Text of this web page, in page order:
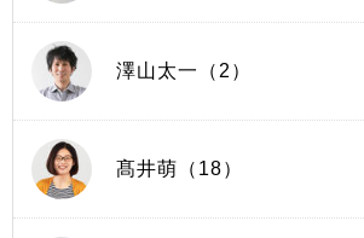
澤山太一（2）
髙井萌（18）